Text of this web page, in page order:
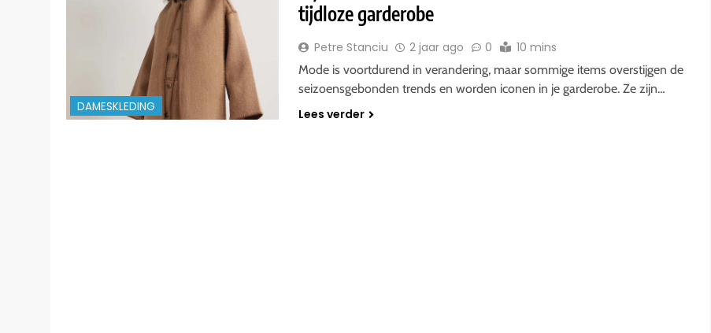
DAMESKLEDING
tijdloze garderobe
Petre Stanciu 2 jaar ago 0 10 mins
Mode is voortdurend in verandering, maar sommige items overstijgen de
seizoensgebonden trends en worden iconen in je garderobe. Ze zijn…
Lees verder